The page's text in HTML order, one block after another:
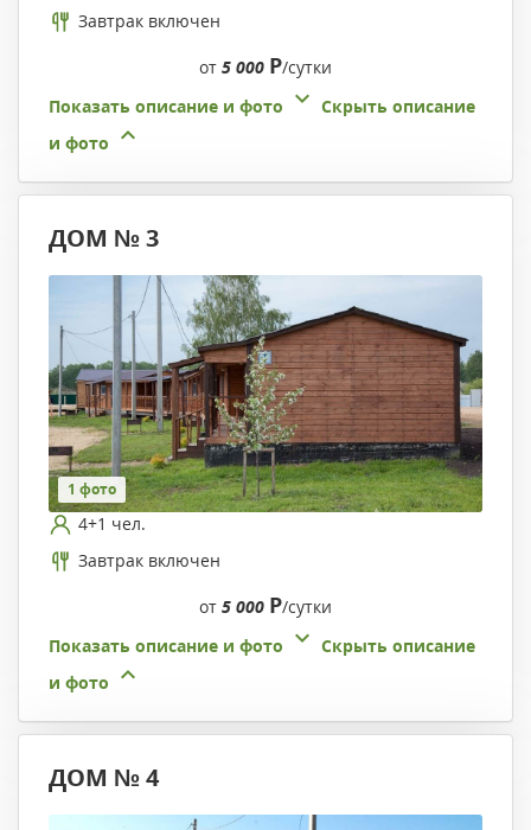
Завтрак включен
от 5 000 Р/сутки
Показать описание и фото
Скрыть описание
и фото
ДОМ № 3
1 фото
4+1 чел.
Завтрак включен
от 5 000 Р/сутки
Показать описание и фото
Скрыть описание
и фото
ДОМ № 4